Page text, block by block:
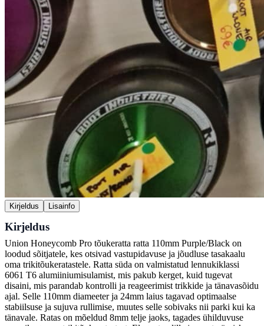
Kirjeldus Lisainfo
Kirjeldus
Union Honeycomb Pro tõukeratta ratta 110mm Purple/Black on
loodud sõitjatele, kes otsivad vastupidavuse ja jõudluse tasakaalu
oma trikitõukeratastele. Ratta süda on valmistatud lennukiklassi
6061 T6 alumiiniumisulamist, mis pakub kerget, kuid tugevat
disaini, mis parandab kontrolli ja reageerimist trikkide ja tänavasõidu
ajal. Selle 110mm diameeter ja 24mm laius tagavad optimaalse
stabiilsuse ja sujuva rullimise, muutes selle sobivaks nii parki kui ka
tänavale. Ratas on mõeldud 8mm telje jaoks, tagades ühilduvuse